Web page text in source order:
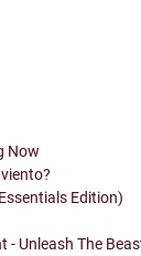
Now
Edition)
- Unleash The